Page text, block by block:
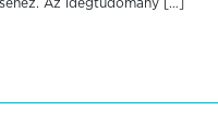
Az idegtudomány […]